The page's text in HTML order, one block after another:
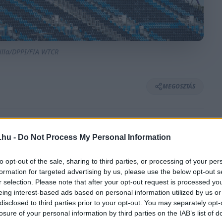
- Do Not Process My Personal Information
opt-out of the sale, sharing to third parties, or processing of your
for targeted advertising by us, please use the below opt-out
selection. Please note that after your opt-out request is processed
interest-based ads based on personal information utilized by us
to third parties prior to your opt-out. You may separately
of your personal information by third parties on the IAB’s list of
DPPI/FIA WTCR
MEGOSZTÁS
⏱️ KB. 2 PERC OLVASÁS
1 még mindig tartozik nekik a tavalyi
a sportággal. Tavaly még Szocsi adott